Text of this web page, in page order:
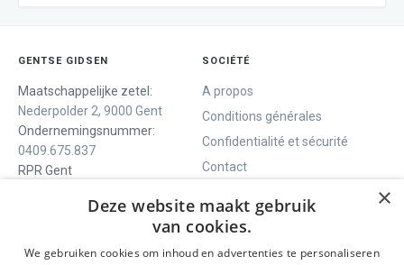
GENTSE GIDSEN
Maatschappelijke zetel:
Nederpolder 2, 9000 Gent
Ondernemingsnummer:
0409.675.837
RPR Gent
SOCIÉTÉ
A propos
Conditions générales
Confidentialité et sécurité
Contact
SOCIALS
×
Deze website maakt gebruik
van cookies.
We gebruiken cookies om inhoud en advertenties te personaliseren